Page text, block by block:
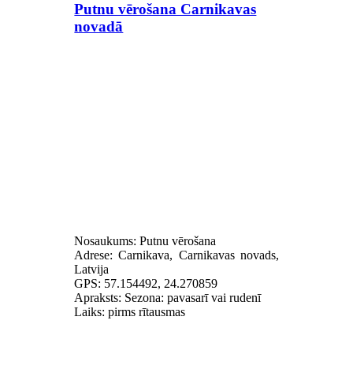
Putnu vērošana Carnikavas
novadā
Nosaukums: Putnu vērošana
Adrese: Carnikava, Carnikavas novads,
Latvija
GPS: 57.154492, 24.270859
Apraksts: Sezona: pavasarī vai rudenī
Laiks: pirms rītausmas